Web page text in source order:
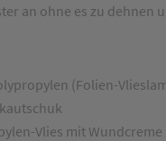
an ohne es zu dehnen
(Folien-
Vlies mit Wundcreme